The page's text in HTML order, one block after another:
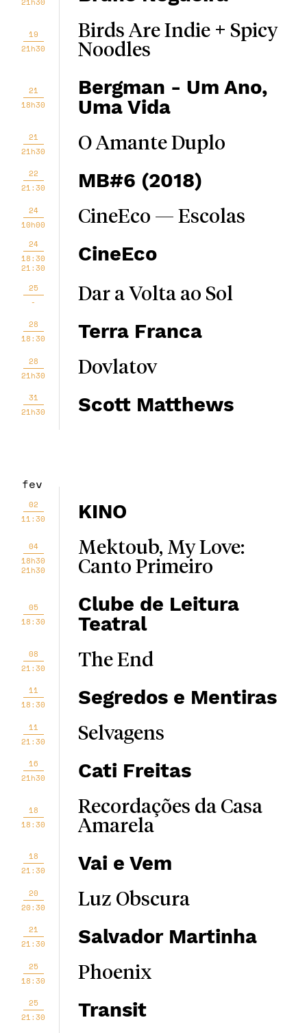
19
21h30
Birds Are Indie + Spicy
Noodles
21
18h30
Bergman - Um Ano,
Uma Vida
21
21h30
O Amante Duplo
22
21:30
MB#6 (2018)
24
10h00
CineEco — Escolas
24
18:30
21:30
CineEco
25
-
Dar a Volta ao Sol
28
18:30
Terra Franca
28
21h30
Dovlatov
31
21h30
Scott Matthews
fev
02
11:30
KINO
04
18h30
21h30
Mektoub, My Love:
Canto Primeiro
05
18:30
Clube de Leitura
Teatral
08
21:30
The End
11
18:30
Segredos e Mentiras
11
21:30
Selvagens
16
21h30
Cati Freitas
18
18:30
Recordações da Casa
Amarela
18
21:30
Vai e Vem
20
20:30
Luz Obscura
21
21:30
Salvador Martinha
25
18:30
Phoenix
25
21:30
Transit